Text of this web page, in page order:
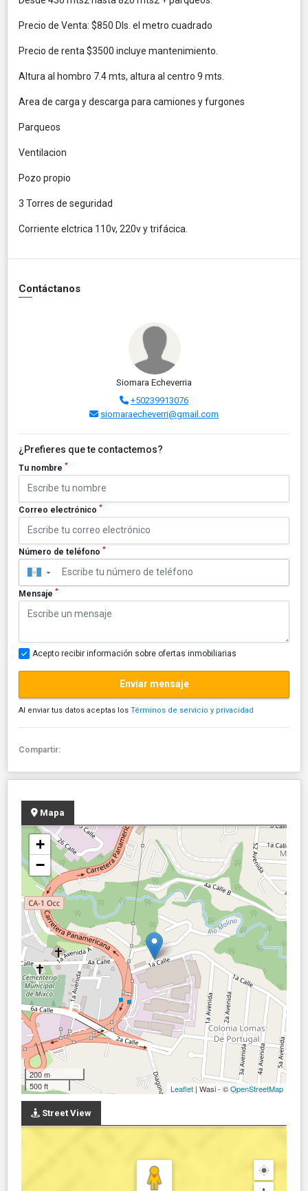
Precio de Venta: $850 Dls. el metro cuadrado
Precio de renta $3500 incluye mantenimiento.
Altura al hombro 7.4 mts, altura al centro 9 mts.
Area de carga y descarga para camiones y furgones
Parqueos
Ventilacion
Pozo propio
3 Torres de seguridad
Corriente elctrica 110v, 220v y trifácica.
Contáctanos
Siomara Echeverria
+50239913076
siomaraecheverri@gmail.com
¿Prefieres que te contactemos?
Tu nombre *
Correo electrónico *
Número de teléfono *
▼
Mensaje *
Acepto recibir información sobre ofertas inmobiliarias
Enviar mensaje
Al enviar tus datos aceptas los Términos de servicio y privacidad
Compartir:
Mapa
+
−
200 m
500 ft
Leaflet | Wasi - ©OpenStreetMap
Street View